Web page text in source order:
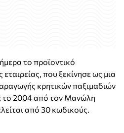
το προϊοντικό
που ξεκίνησε ως μια
κρητικών παξιμαδιών
το 2004 από τον Μανώλη
από 30 κωδικούς.